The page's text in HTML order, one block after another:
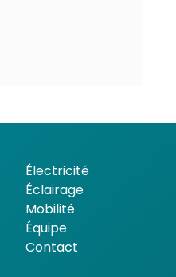
Électricité
Éclairage
Mobilité
Équipe
Contact